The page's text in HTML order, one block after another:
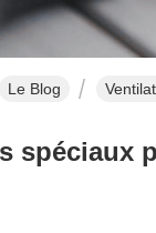
Le Blog
spéciaux